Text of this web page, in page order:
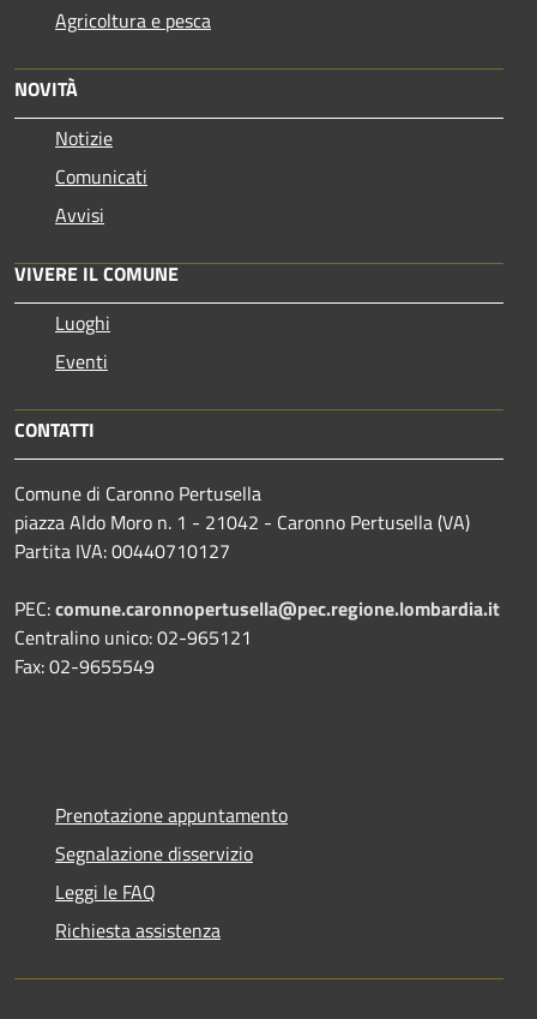
Agricoltura e pesca
NOVITÀ
Notizie
Comunicati
Avvisi
VIVERE IL COMUNE
Luoghi
Eventi
CONTATTI
Comune di Caronno Pertusella
piazza Aldo Moro n. 1 - 21042 - Caronno Pertusella (VA)
Partita IVA: 00440710127
PEC:comune.caronnopertusella@pec.regione.lombardia.it
Centralino unico: 02-965121
Fax: 02-9655549
Prenotazione appuntamento
Segnalazione disservizio
Leggi le FAQ
Richiesta assistenza